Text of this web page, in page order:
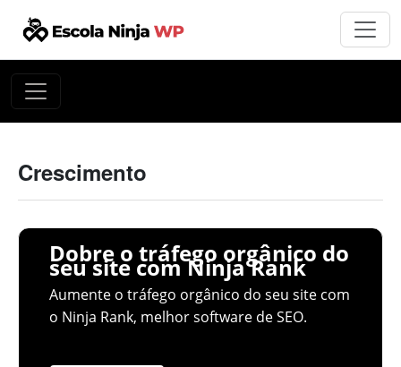
Crescimento
Dobre o tráfego orgânico do
seu site com Ninja Rank
Aumente o tráfego orgânico do seu site com
o Ninja Rank, melhor software de SEO.